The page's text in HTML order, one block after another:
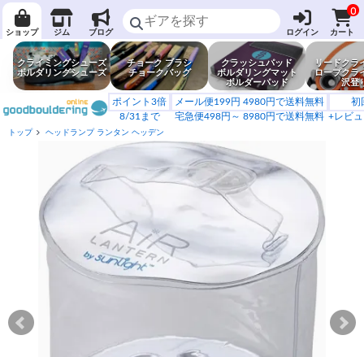
ショップ ジム ブログ ログイン
0
カート
クライミングシューズ
ボルダリングシューズ
チョーク ブラシ
チョークバッグ
クラッシュパッド
ボルダリングマット
ボルダーパッド
リードクラ
ロープクラ
沢登
ポイント3倍
8/31まで
メール便199円 4980円で送料無料
宅急便498円～ 8980円で送料無料
初
+レビ
トップ ヘッドランプ ランタン ヘッデン